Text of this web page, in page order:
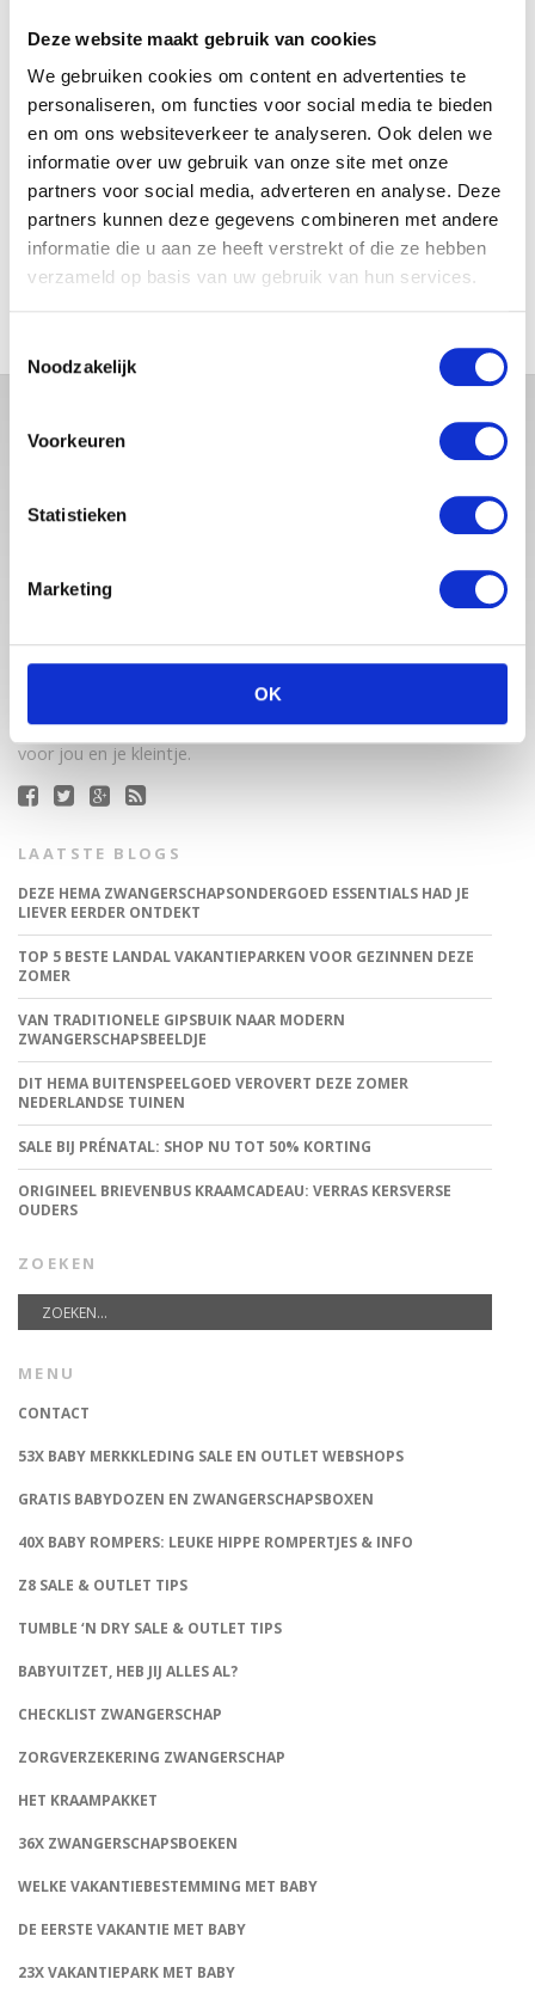
Deze website maakt gebruik van cookies
We gebruiken cookies om content en advertenties te
personaliseren, om functies voor social media te bieden
en om ons websiteverkeer te analyseren. Ook delen we
informatie over uw gebruik van onze site met onze
partners voor social media, adverteren en analyse. Deze
partners kunnen deze gegevens combineren met andere
informatie die u aan ze heeft verstrekt of die ze hebben
verzameld op basis van uw gebruik van hun services.
Noodzakelijk
Voorkeuren
Statistieken
Marketing
OK
MAMA THIRZA VLOG: OP
VAKANTIE & TWEE ZIEKE
MAMA CARMEN VLOG:
SCHOLEN ZIJN WEER
BEGONNEN & TANDEN BLEKEN
jonge moeders. Een online ontmoetingsplek vol
inspirerende blogs en handige artikelen op het gebied van
zwangerschap, moederschap, babyproducten, lifestyle en
fashion. Babystraatje.nl, het leukste online (winkel)straatje
voor jou en je kleintje.
LAATSTE BLOGS
DEZE HEMA ZWANGERSCHAPSONDERGOED ESSENTIALS HAD JE
LIEVER EERDER ONTDEKT
TOP 5 BESTE LANDAL VAKANTIEPARKEN VOOR GEZINNEN DEZE
ZOMER
VAN TRADITIONELE GIPSBUIK NAAR MODERN
ZWANGERSCHAPSBEELDJE
DIT HEMA BUITENSPEELGOED VEROVERT DEZE ZOMER
NEDERLANDSE TUINEN
SALE BIJ PRÉNATAL: SHOP NU TOT 50% KORTING
ORIGINEEL BRIEVENBUS KRAAMCADEAU: VERRAS KERSVERSE
OUDERS
ZOEKEN
MENU
CONTACT
53X BABY MERKKLEDING SALE EN OUTLET WEBSHOPS
GRATIS BABYDOZEN EN ZWANGERSCHAPSBOXEN
40X BABY ROMPERS: LEUKE HIPPE ROMPERTJES & INFO
Z8 SALE & OUTLET TIPS
TUMBLE ‘N DRY SALE & OUTLET TIPS
BABYUITZET, HEB JIJ ALLES AL?
CHECKLIST ZWANGERSCHAP
ZORGVERZEKERING ZWANGERSCHAP
HET KRAAMPAKKET
36X ZWANGERSCHAPSBOEKEN
WELKE VAKANTIEBESTEMMING MET BABY
DE EERSTE VAKANTIE MET BABY
23X VAKANTIEPARK MET BABY